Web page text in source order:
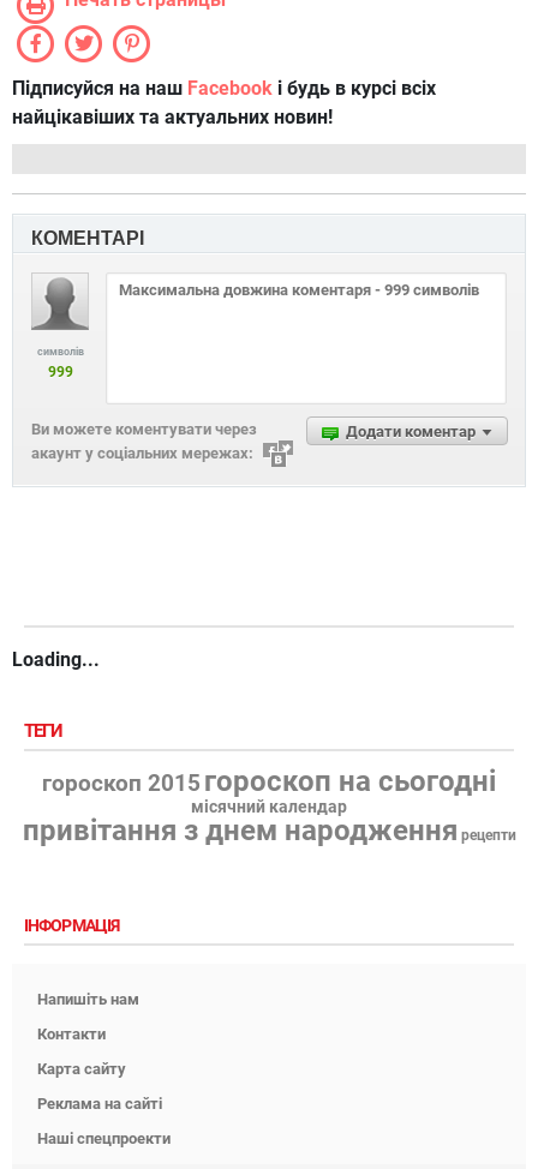
Підписуйся на наш Facebook і будь в курсі всіх
найцікавіших та актуальних новин!
КОМЕНТАРІ
символів
999
Додати коментар
Ви можете коментувати через
акаунт у соціальних мережах:
Loading...
ТЕГИ
гороскоп 2015 гороскоп на сьогодні
місячний календар
привітання з днем народження рецепти
ІНФОРМАЦІЯ
Напишіть нам
Контакти
Карта сайту
Реклама на сайті
Наші спецпроекти